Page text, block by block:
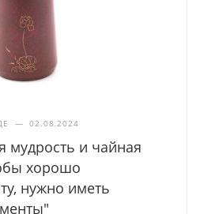
— 02.08.2024
мудрость и чайная
хорошо
нужно иметь